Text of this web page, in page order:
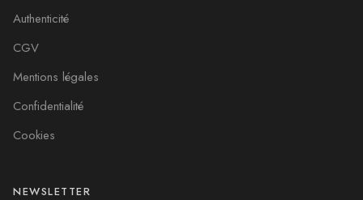
Authenticité
CGV
Mentions légales
Confidentialité
Cookies
NEWSLETTER